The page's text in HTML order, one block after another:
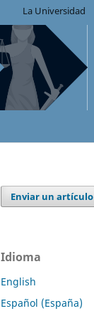
La Universidad
Enviar un artículo
Idioma
English
Español (España)